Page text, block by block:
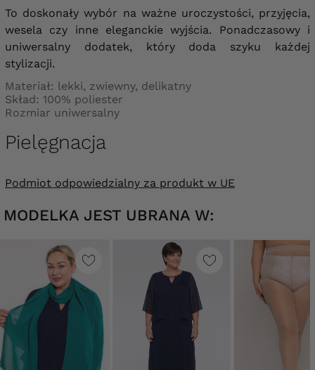
To doskonały wybór na ważne uroczystości, przyjęcia,
wesela czy inne eleganckie wyjścia. Ponadczasowy i
uniwersalny dodatek, który doda szyku każdej
stylizacji.
Materiał: lekki, zwiewny, delikatny
Skład: 100% poliester
Rozmiar uniwersalny
Pielęgnacja
Podmiot odpowiedzialny za produkt w UE
MODELKA JEST UBRANA W: